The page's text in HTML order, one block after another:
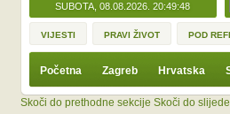
SUBOTA, 08.08.2026. 20:49:48
VIJESTI PRAVI ŽIVOT POD
Početna Zagreb Hrvatska
Skoči do prethodne sekcije Skoči do